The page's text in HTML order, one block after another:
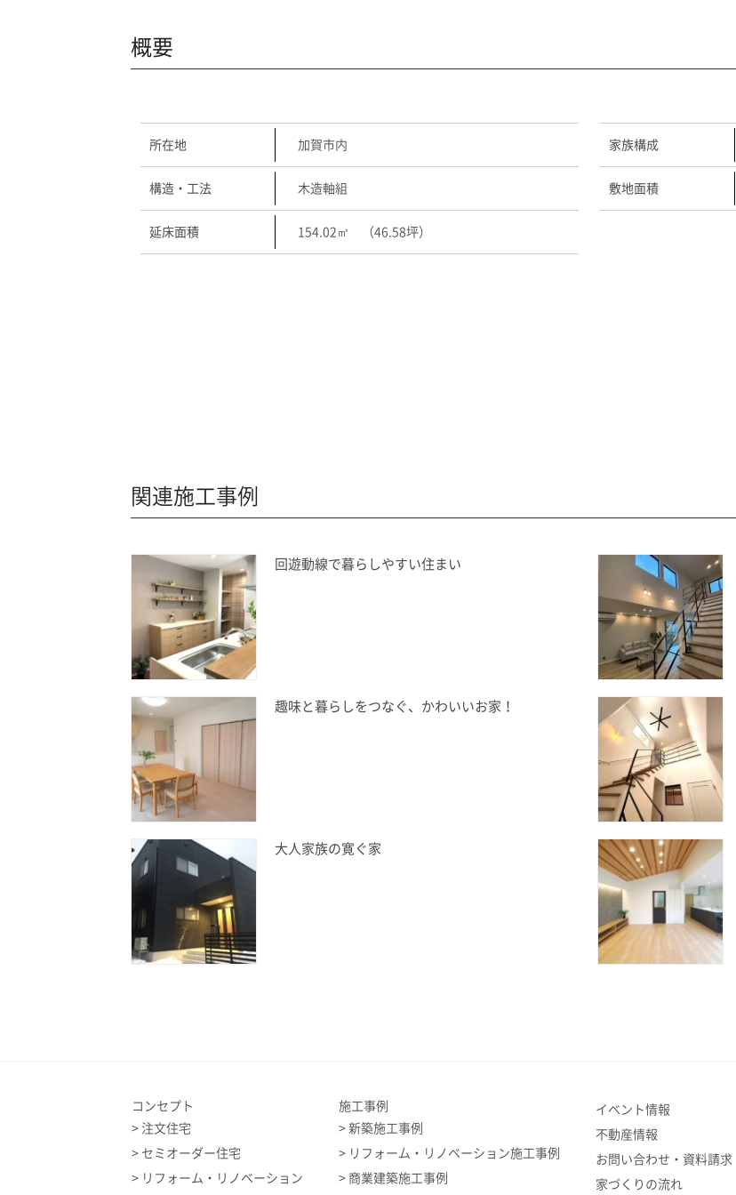
概要
所在地 加賀市内 家族構成
構造・工法 木造軸組 敷地面積
延床面積 154.02㎡ （46.58坪）
関連施工事例
回遊動線で暮らしやすい住まい
趣味と暮らしをつなぐ、かわいいお家！
大人家族の寛ぐ家
コンセプト
注文住宅
セミオーダー住宅
リフォーム・リノベーション
施工事例
新築施工事例
リフォーム・リノベーション施工事例
商業建築施工事例
イベント情報
不動産情報
お問い合わせ・資料請求
家づくりの流れ